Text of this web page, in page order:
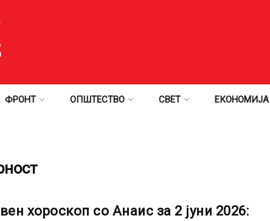
ФРОНТ ОПШТЕСТВО СВЕТ ЕКОНОМИЈА
хороскоп со Анаис за 2 јуни 2026: